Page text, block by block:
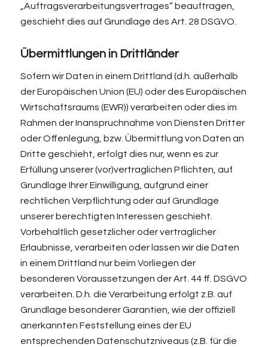
„Auftragsverarbeitungsvertrages“ beauftragen,
geschieht dies auf Grundlage des Art. 28 DSGVO.
Übermittlungen in Drittländer
Sofern wir Daten in einem Drittland (d.h. außerhalb
der Europäischen Union (EU) oder des Europäischen
Wirtschaftsraums (EWR)) verarbeiten oder dies im
Rahmen der Inanspruchnahme von Diensten Dritter
oder Offenlegung, bzw. Übermittlung von Daten an
Dritte geschieht, erfolgt dies nur, wenn es zur
Erfüllung unserer (vor)vertraglichen Pflichten, auf
Grundlage Ihrer Einwilligung, aufgrund einer
rechtlichen Verpflichtung oder auf Grundlage
unserer berechtigten Interessen geschieht.
Vorbehaltlich gesetzlicher oder vertraglicher
Erlaubnisse, verarbeiten oder lassen wir die Daten
in einem Drittland nur beim Vorliegen der
besonderen Voraussetzungen der Art. 44 ff. DSGVO
verarbeiten. D.h. die Verarbeitung erfolgt z.B. auf
Grundlage besonderer Garantien, wie der offiziell
anerkannten Feststellung eines der EU
entsprechenden Datenschutzniveaus (z.B. für die